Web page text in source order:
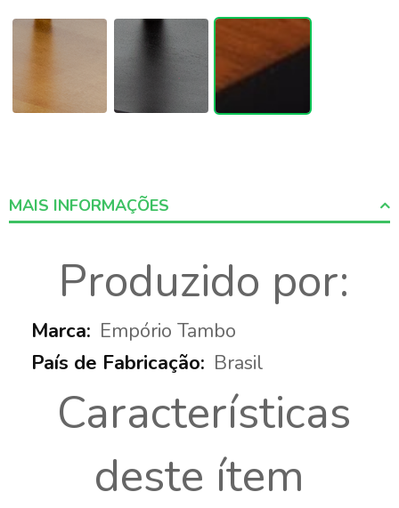
MAIS INFORMAÇÕES
Informations
Produzido por:
Empório Tambo
Brasil
Características
deste ítem